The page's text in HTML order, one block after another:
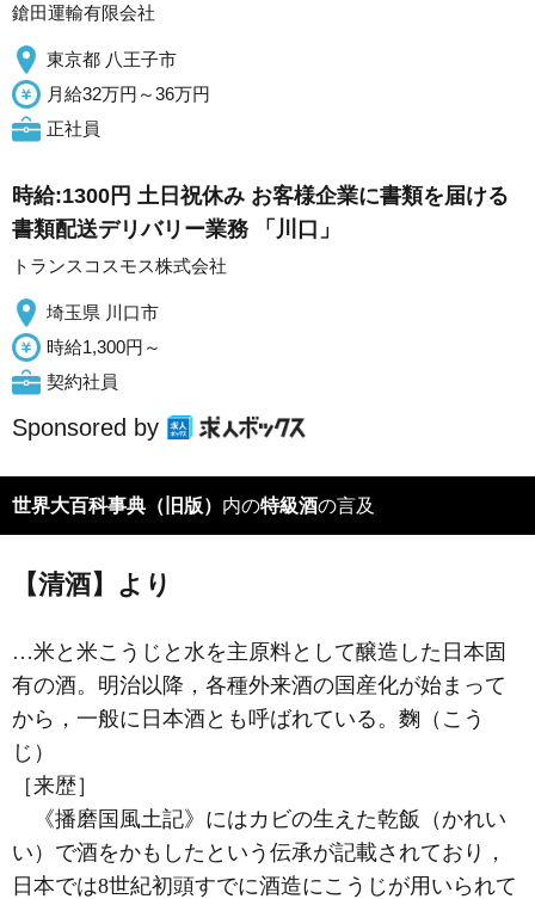
鎗田運輸有限会社
東京都 八王子市
月給32万円～36万円
正社員
時給:1300円 土日祝休み お客様企業に書類を届ける
書類配送デリバリー業務 「川口」
トランスコスモス株式会社
埼玉県 川口市
時給1,300円～
契約社員
Sponsored by
世界大百科事典（旧版） 内の特級酒の言及
【清酒】より
…米と米こうじと水を主原料として醸造した日本固
有の酒。明治以降，各種外来酒の国産化が始まって
から，一般に日本酒とも呼ばれている。 麴（こう
じ）
［来歴］
《播磨国風土記》にはカビの生えた乾飯（かれい
い）で酒をかもしたという伝承が記載されており，
日本では8世紀初頭すでに酒造にこうじが用いられて